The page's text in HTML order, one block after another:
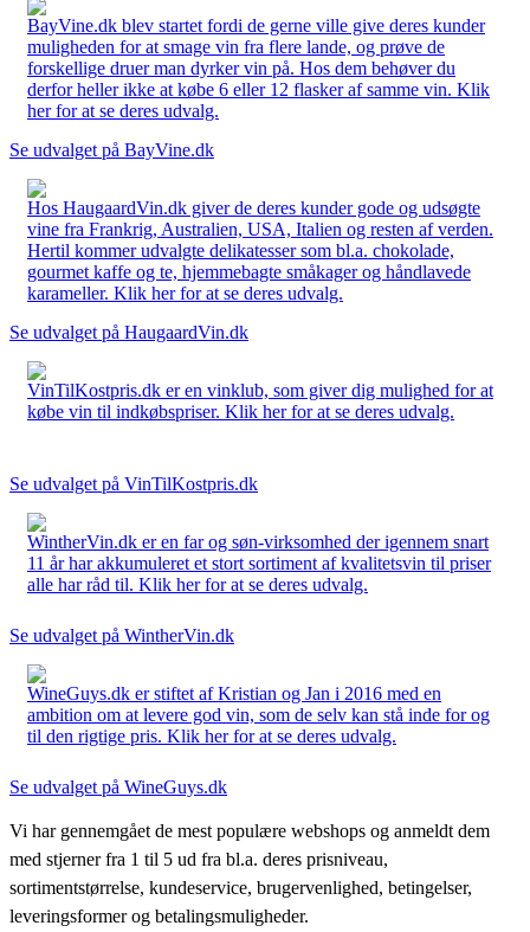
BayVine.dk blev startet fordi de gerne ville give deres kunder
muligheden for at smage vin fra flere lande, og prøve de
forskellige druer man dyrker vin på. Hos dem behøver du
derfor heller ikke at købe 6 eller 12 flasker af samme vin. Klik
her for at se deres udvalg.
Se udvalget på BayVine.dk
Hos HaugaardVin.dk giver de deres kunder gode og udsøgte
vine fra Frankrig, Australien, USA, Italien og resten af verden.
Hertil kommer udvalgte delikatesser som bl.a. chokolade,
gourmet kaffe og te, hjemmebagte småkager og håndlavede
karameller. Klik her for at se deres udvalg.
Se udvalget på HaugaardVin.dk
VinTilKostpris.dk er en vinklub, som giver dig mulighed for at
købe vin til indkøbspriser. Klik her for at se deres udvalg.
Se udvalget på VinTilKostpris.dk
WintherVin.dk er en far og søn-virksomhed der igennem snart
11 år har akkumuleret et stort sortiment af kvalitetsvin til priser
alle har råd til. Klik her for at se deres udvalg.
Se udvalget på WintherVin.dk
WineGuys.dk er stiftet af Kristian og Jan i 2016 med en
ambition om at levere god vin, som de selv kan stå inde for og
til den rigtige pris. Klik her for at se deres udvalg.
Se udvalget på WineGuys.dk
Vi har gennemgået de mest populære webshops og anmeldt dem
med stjerner fra 1 til 5 ud fra bl.a. deres prisniveau,
sortimentstørrelse, kundeservice, brugervenlighed, betingelser,
leveringsformer og betalingsmuligheder.